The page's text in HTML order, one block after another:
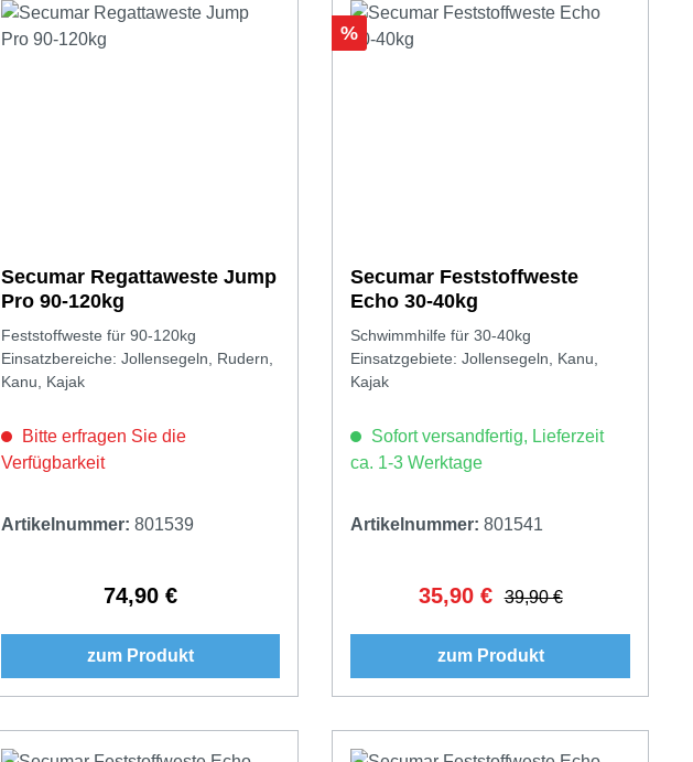
Secumar Regattaweste Jump
Pro 90-120kg
Feststoffweste für 90-120kg
Einsatzbereiche: Jollensegeln, Rudern,
Kanu, Kajak
Bitte erfragen Sie die
Verfügbarkeit
Artikelnummer: 801539
Regulärer Preis:
74,90 €
zum Produkt
Rabatt
%
Secumar Feststoffweste
Echo 30-40kg
Schwimmhilfe für 30-40kg
Einsatzgebiete: Jollensegeln, Kanu,
Kajak
Sofort versandfertig, Lieferzeit
ca. 1-3 Werktage
Artikelnummer:801541
Verkaufspreis:
35,90 € Regulärer Preis:
39,90 €
zum Produkt